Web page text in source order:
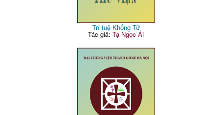
Trí tuệ Khổng Tử
Tác giả:Tạ Ngọc Ái